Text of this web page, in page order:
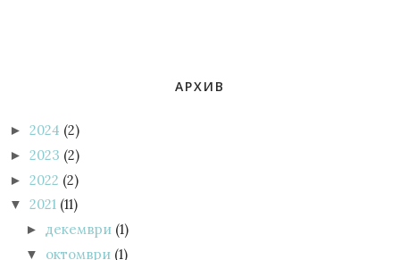
АРХИВ
► 2024 (2)
► 2023 (2)
► 2022 (2)
▼ 2021 (11)
► декември (1)
▼ октомври (1)